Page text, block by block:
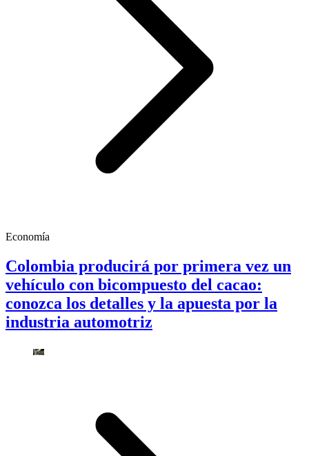
Economía
Colombia producirá por primera vez un
vehículo con bicompuesto del cacao:
conozca los detalles y la apuesta por la
industria automotriz